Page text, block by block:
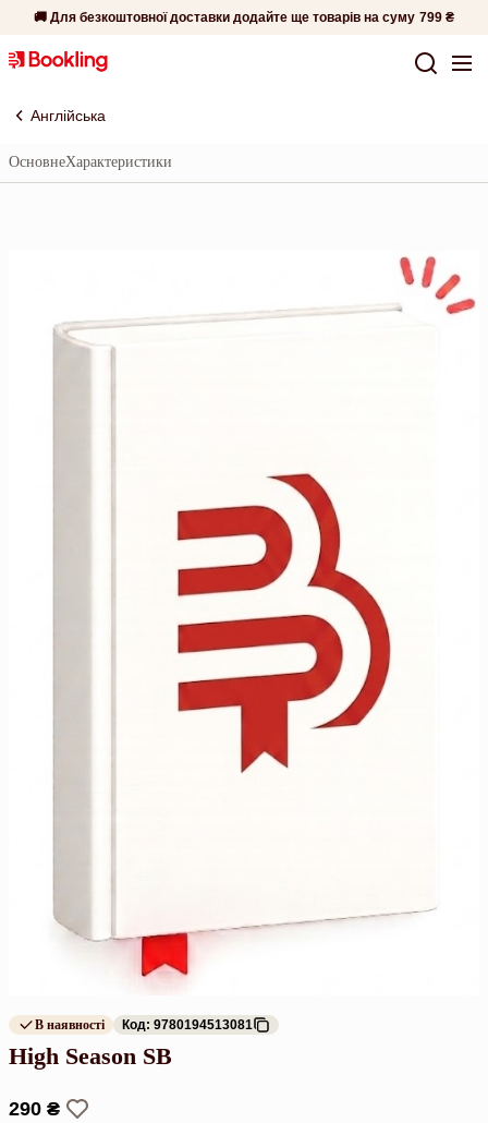
🚚 Для безкоштовної доставки додайте ще товарів на суму 799 ₴
Англійська
ОсновнеХарактеристики
В наявності Код: 9780194513081
High Season SB
290 ₴